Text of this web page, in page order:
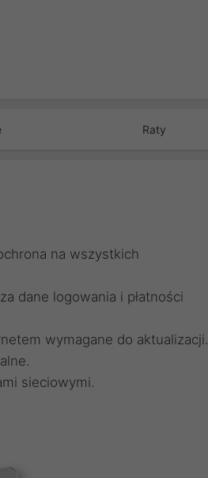
Raty
na wszystkich
dane logowania i płatności
wymagane do aktualizacji.
sieciowymi.